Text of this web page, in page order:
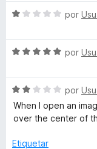
d
r
o
d
e
5
a
r
o
n
2
e
S
a
r
ó
c
n
por
S
a
o
ó
por
S
e
v
l
por
When I open an
over the center of
Etiquetar